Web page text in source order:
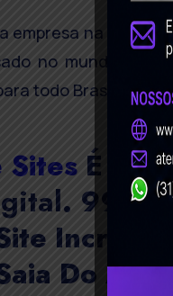
empresa na
no mundo, são
todo Brasil.
Sites É O
. 99%
Incrível
Do